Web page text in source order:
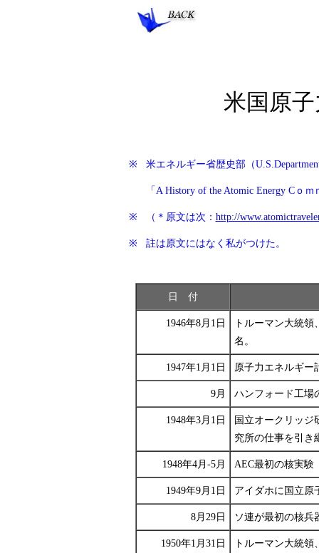
米国原
※ 米エネルギー省歴史部（
「A History of the Atomic Energy C
※ （＊原文は次： http://
※ 註は原文にはなく私がつけた。
日 付
1946年8月1日
トルーマン大統
名。
1947年1月1日 原子力エネルギー
9月 ハンフォード工場
1948年3月1日
国立オークリッジ
究所の仕事を引き
1948年4月-5月 AEC最初の核実験
1949年9月1日 アイダホに国立原
8月29日 ソ連が最初の核兵
1950年1月31日
トルーマン大統